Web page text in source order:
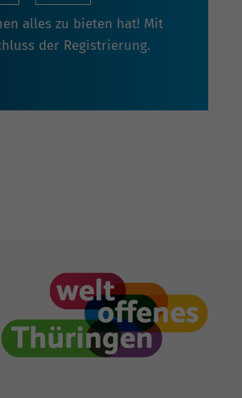
alles zu bieten hat! Mit
der Registrierung.